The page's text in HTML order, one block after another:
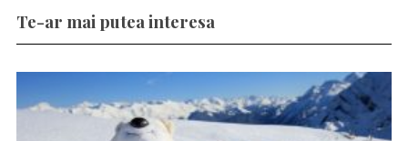
Te-ar mai putea interesa